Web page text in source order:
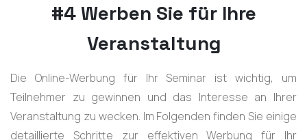
#4 Werben Sie für Ihre
Veranstaltung
Die Online-Werbung für Ihr Seminar ist wichtig, um
Teilnehmer zu gewinnen und das Interesse an Ihrer
Veranstaltung zu wecken. Im Folgenden finden Sie einige
detaillierte Schritte zur effektiven Werbung für Ihr